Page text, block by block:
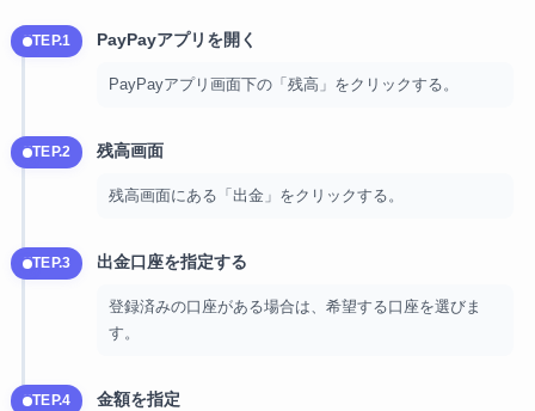
STEP.1 PayPayアプリを開く
PayPayアプリ画面下の「残高」をクリックする。
STEP.2 残高画面
残高画面にある「出金」をクリックする。
STEP.3 出金口座を指定する
登録済みの口座がある場合は、希望する口座を選びま
す。
STEP.4 金額を指定